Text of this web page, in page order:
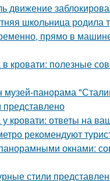
движение
школьница родила
прямо в
в кровати: полезные
музей-панорама
представлено
у кровати: ответы на
рекомендуют
окнами:
стили